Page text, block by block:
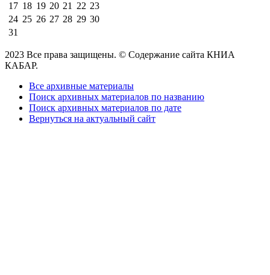
17 18 19 20 21 22 23
24 25 26 27 28 29 30
31
2023 Все права защищены. © Содержание сайта КНИА
КАБАР.
Все архивные материалы
Поиск архивных материалов по названию
Поиск архивных материалов по дате
Вернуться на актуальный сайт